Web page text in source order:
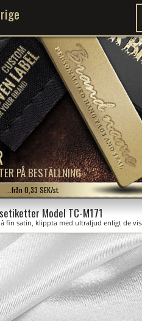
PÅ BESTÄLLNING
...från 0,33 SEK/st.
Model TC-M171
fin satin, klippta med ultraljud enligt de